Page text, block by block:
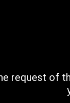
request of